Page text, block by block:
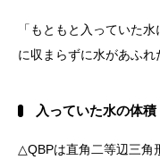
「もともと入っていた
に収まらずに水があふれ
入っていた水の体
△QBPは直角二等辺三角